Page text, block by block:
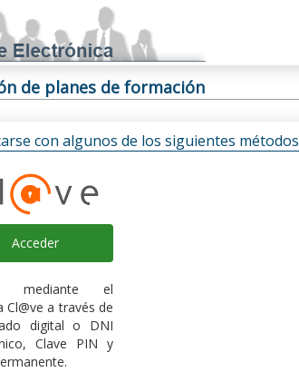
de planes de formación
con algunos de los siguientes métodos
Acceder
mediante el
Cl@ve a través de
digital o DNI
Clave PIN y